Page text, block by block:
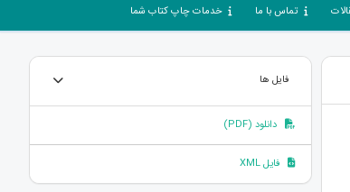
تماس با ما خدمات چاپ کتاب شما
فایل ها
دانلود (PDF)
فایل XML